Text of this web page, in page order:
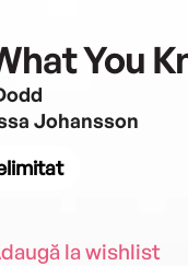
You
Johansson
la wishlist